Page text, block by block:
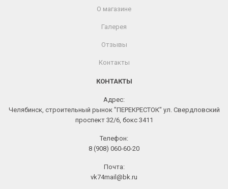
О магазине
Галерея
Отзывы
Контакты
КОНТАКТЫ
Адрес:
Челябинск, строительный рынок "ПЕРЕКРЕСТОК" ул. Свердловский
проспект 32/6, бокс 3411
Телефон:
8 (908) 060-60-20
Почта:
vk74mail@bk.ru